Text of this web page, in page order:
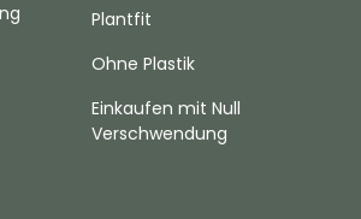
Plantfit
Ohne Plastik
Einkaufen mit Null
Verschwendung